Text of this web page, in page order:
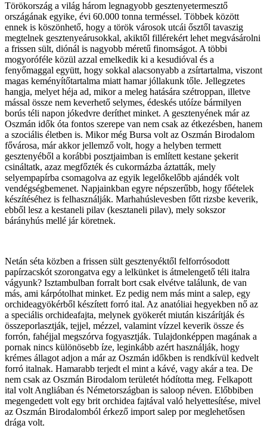
Törökország a világ három legnagyobb gesztenyetermesztő
országának egyike, évi 60.000 tonna terméssel. Többek között
ennek is köszönhető, hogy a török városok utcái ősztől tavaszig
megtelnek gesztenyeárusokkal, akiktől fillérekért lehet megvásárolni
a frissen sült, diónál is nagyobb méretű finomságot. A többi
mogyoróféle közül azzal emelkedik ki a kesudióval és a
fenyőmaggal együtt, hogy sokkal alacsonyabb a zsírtartalma, viszont
magas keményítőtartalma miatt hamar jóllakunk tőle. Jellegzetes
hangja, melyet héja ad, mikor a meleg hatására szétroppan, illetve
mással össze nem keverhető selymes, édeskés utóíze bármilyen
borús téli napon jókedvre deríthet minket. A gesztenyének már az
Oszmán idők óta fontos szerepe van nem csak az étkezésben, hanem
a szociális életben is. Mikor még Bursa volt az Oszmán Birodalom
fővárosa, már akkor jellemző volt, hogy a helyben termett
gesztenyéből a korábbi posztjaimban is említett kestane şekerit
csináltatk, azaz megfőzték és cukormázba áztatták, mely
selyempapírba csomagolva az egyik legelőkelőbb ajándék volt
vendégségbemenet. Napjainkban egyre népszerűbb, hogy főételek
készítéséhez is felhasználják. Marhahúslevesben főtt rizsbe keverik,
ebből lesz a kestaneli pilav (kesztaneli pilav), mely sokszor
bárányhús mellé jár köretnek.
Netán séta közben a frissen sült gesztenyéktől felforrósodott
papírzacskót szorongatva egy a lelkünket is átmelengető téli italra
vágyunk? Isztambulban forralt bort csak elvétve találunk, de van
más, ami kárpótolhat minket. Ez pedig nem más mint a salep, egy
orchideagyökérből készített forró ital. Az anatóliai hegyekben nő az
a speciális orchideafajta, melynek gyökerét miután kiszárítják és
összeporlasztják, tejjel, mézzel, valamint vízzel keverik össze és
forrón, fahéjjal megszórva fogyasztják. Tulajdonképpen magának a
pornak nincs különösebb íze, leginkább azért használják, hogy
krémes állagot adjon a már az Oszmán időkben is rendkívül kedvelt
forró italnak. Hamarabb terjedt el mint a kávé, vagy akár a tea. De
nem csak az Oszmán Birodalom területét hódította meg. Felkapott
ital volt Angliában és Németországban is saloop néven. Előbbiben
megengedett volt egy brit orchidea fajtával való helyettesítése, mivel
az Oszmán Birodalomból érkező import salep por meglehetősen
drága volt.